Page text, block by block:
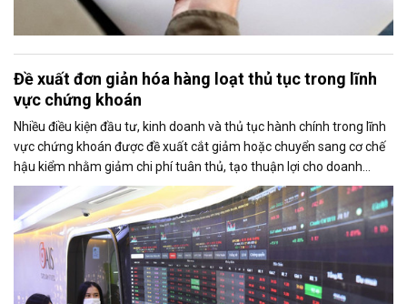
Đề xuất đơn giản hóa hàng loạt thủ tục trong lĩnh
vực chứng khoán
Nhiều điều kiện đầu tư, kinh doanh và thủ tục hành chính trong lĩnh
vực chứng khoán được đề xuất cắt giảm hoặc chuyển sang cơ chế
hậu kiểm nhằm giảm chi phí tuân thủ, tạo thuận lợi cho doanh
nghiệp và thúc đẩy sự phát triển của thị trường vốn.